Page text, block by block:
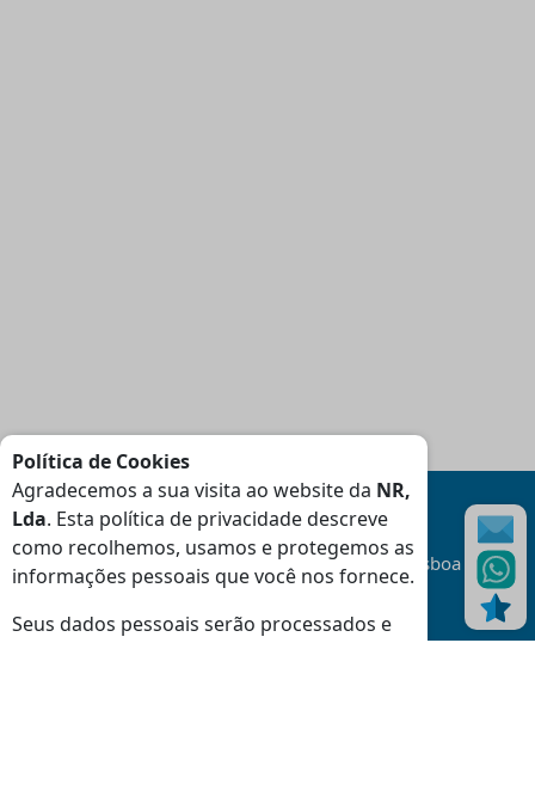
Política de Cookies
Agradecemos a sua visita ao website da NR,
Lda. Esta política de privacidade descreve
como recolhemos, usamos e protegemos as
informações pessoais que você nos fornece.
Seus dados pessoais serão processados e
TransporteGratuitona área da Grande Lisboa
(Consulte Condições )